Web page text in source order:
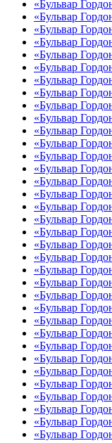
«Бульвар
«Бульвар
«Бульвар
«Бульвар
«Бульвар
«Бульвар
«Бульвар
«Бульвар
«Бульвар
«Бульвар
«Бульвар
«Бульвар
«Бульвар
«Бульвар
«Бульвар
«Бульвар
«Бульвар
«Бульвар
«Бульвар
«Бульвар
«Бульвар
«Бульвар
«Бульвар
«Бульвар
«Бульвар
«Бульвар
«Бульвар
«Бульвар
«Бульвар
«Бульвар
«Бульвар
«Бульвар
«Бульвар
«Бульвар
«Бульвар